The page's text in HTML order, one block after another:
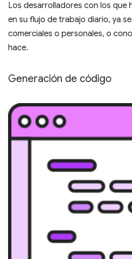
Los desarrolladores con los que
en su flujo de trabajo diario, ya
comerciales o personales, o
hace.
Generación de código